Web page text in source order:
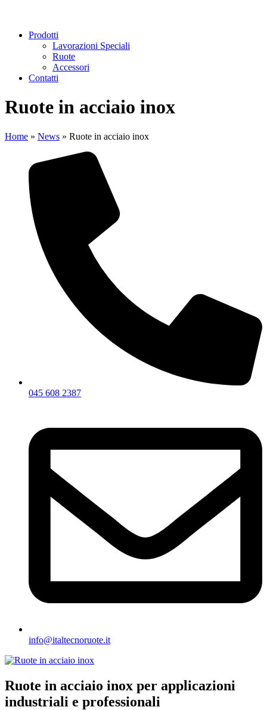
Prodotti
Lavorazioni Speciali
Ruote
Accessori
Contatti
Ruote in acciaio inox
Home » News » Ruote in acciaio inox
045 608 2387
info@italtecnoruote.it
Ruote in acciaio inox per applicazioni
industriali e professionali